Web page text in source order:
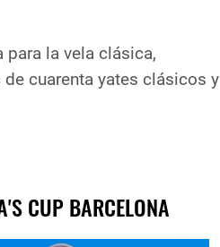
para la vela clásica,
cuarenta yates clásicos y
CUP BARCELONA